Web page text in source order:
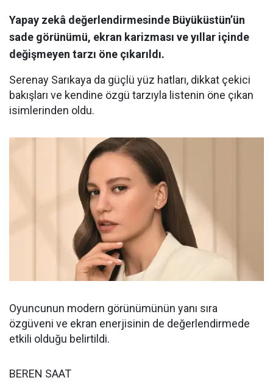
Yapay zekâ değerlendirmesinde Büyüküstün’ün
sade görünümü, ekran karizması ve yıllar içinde
değişmeyen tarzı öne çıkarıldı.
Serenay Sarıkaya da güçlü yüz hatları, dikkat çekici
bakışları ve kendine özgü tarzıyla listenin öne çıkan
isimlerinden oldu.
Oyuncunun modern görünümünün yanı sıra
özgüveni ve ekran enerjisinin de değerlendirmede
etkili olduğu belirtildi.
BEREN SAAT